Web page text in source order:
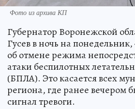
Фото из архива КП
Губернатор Воронежской
Гусев в ночь на
об отмене режима
атаки беспилотных
(БПЛА). Это касается всех
региона, где ранее вечером
сигнал тревоги.